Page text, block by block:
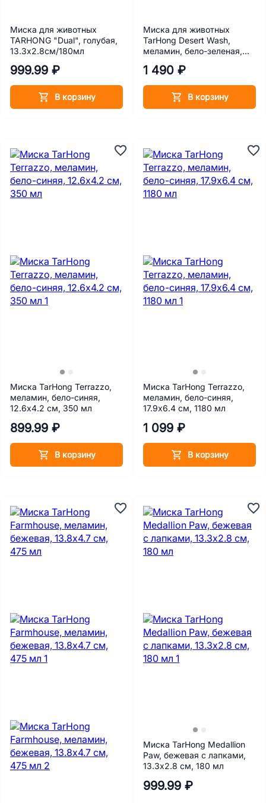
Миска для животных
TARHONG "Dual", голубая,
13.3х2.8см/180мл
999.99 ₽
В корзину
Миска для животных
TarHong Desert Wash,
меламин, бело-зеленая,
1 490 ₽
В корзину
Миска TarHong Terrazzo,
меламин, бело-синяя,
12.6х4.2 см, 350 мл
899.99 ₽
В корзину
Миска TarHong Terrazzo,
меламин, бело-синяя,
17.9х6.4 см, 1180 мл
1 099 ₽
В корзину
Миска TarHong Medallion
Paw, бежевая с лапками,
13.3х2.8 см, 180 мл
999.99 ₽